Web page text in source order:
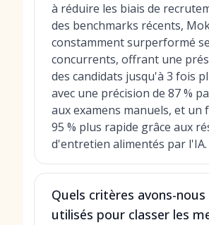
à réduire les biais de
des benchmarks récents,
constamment surperformé
concurrents, offrant une
des candidats jusqu'à 3 fois
avec une précision de 87 %
aux examens manuels, et un
95 % plus rapide grâce aux
d'entretien alimentés par l'IA.
Quels critères avons-nous
utilisés pour classer les